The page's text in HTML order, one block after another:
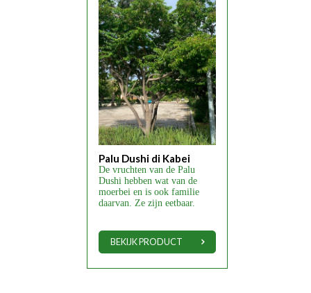
Palu Dushi di Kabei
De vruchten van de Palu
Dushi hebben wat van de
moerbei en is ook familie
daarvan. Ze zijn eetbaar.
BEKIJK PRODUCT